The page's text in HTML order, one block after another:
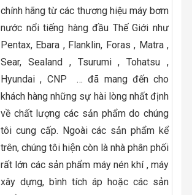
chính hãng từ các thương hiệu máy bơm
nước nổi tiếng hàng đầu Thế Giới như
Pentax, Ebara , Flanklin, Foras , Matra ,
Sear, Sealand , Tsurumi , Tohatsu ,
Hyundai , CNP … đã mang đến cho
khách hàng những sự hài lòng nhất định
về chất lượng các sản phẩm do chúng
tôi cung cấp. Ngoài các sản phẩm kể
trên, chúng tôi hiện còn là nhà phân phối
rất lớn các sản phẩm máy nén khí , máy
xây dựng, bình tích áp hoặc các sản